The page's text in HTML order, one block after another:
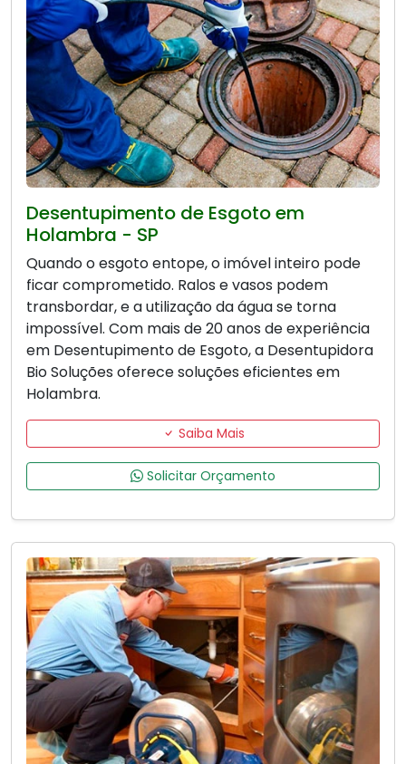
Desentupimento de Esgoto em
Holambra - SP
Quando o esgoto entope, o imóvel inteiro pode
ficar comprometido. Ralos e vasos podem
transbordar, e a utilização da água se torna
impossível. Com mais de 20 anos de experiência
em Desentupimento de Esgoto, a Desentupidora
Bio Soluções oferece soluções eficientes em
Holambra.
Saiba Mais
Solicitar Orçamento